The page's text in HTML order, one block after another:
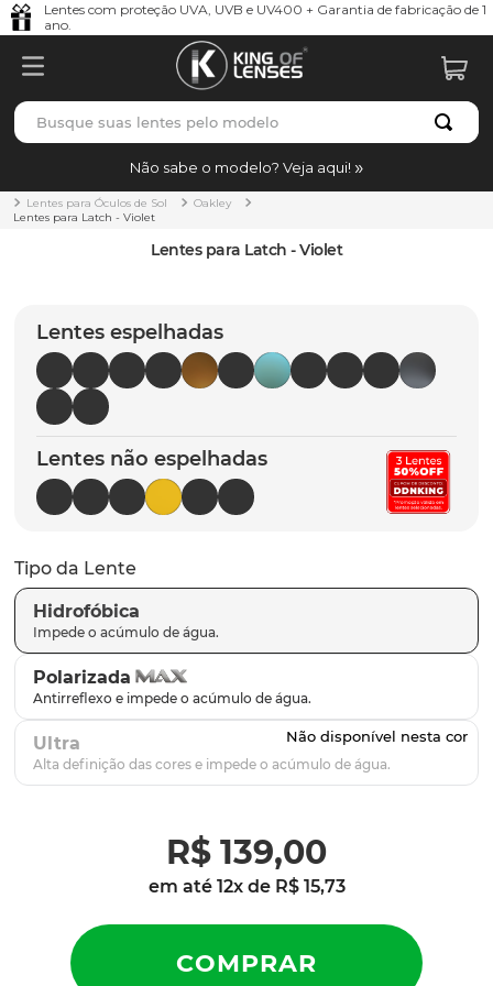
Lentes com proteção UVA, UVB e UV400 + Garantia de fabricação de 1
ano.
Busque suas lentes pelo modelo
Não sabe o modelo? Veja aqui!
Lentes para Óculos de Sol
Oakley
Lentes para Latch - Violet
Lentes para Latch - Violet
Lentes espelhadas
Lentes não espelhadas
Tipo da Lente
Hidrofóbica
Polarizada
Ultra
R$ 139,00
em até 12x de R$ 15,73
TERMOS MAIS BUSCADOS
1º borrachas
5º chaves
6º t-shock
7º gasket
8º parafusos
9º latch